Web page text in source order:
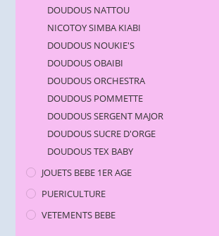
DOUDOUS NATTOU
NICOTOY SIMBA KIABI
DOUDOUS NOUKIE'S
DOUDOUS OBAIBI
DOUDOUS ORCHESTRA
DOUDOUS POMMETTE
DOUDOUS SERGENT MAJOR
DOUDOUS SUCRE D'ORGE
DOUDOUS TEX BABY
JOUETS BEBE 1ER AGE
PUERICULTURE
VETEMENTS BEBE